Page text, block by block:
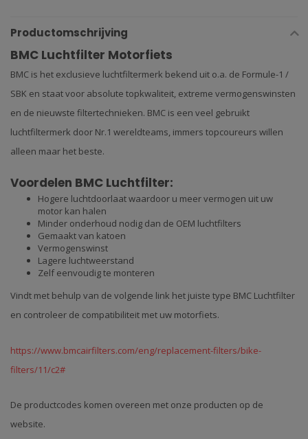
Productomschrijving
BMC Luchtfilter Motorfiets
BMC is het exclusieve luchtfiltermerk bekend uit o.a. de Formule-1 /
SBK en staat voor absolute topkwaliteit, extreme vermogenswinsten
en de nieuwste filtertechnieken. BMC is een veel gebruikt
luchtfiltermerk door Nr.1 wereldteams, immers topcoureurs willen
alleen maar het beste.
Voordelen BMC Luchtfilter:
Hogere luchtdoorlaat waardoor u meer vermogen uit uw
motor kan halen
Minder onderhoud nodig dan de OEM luchtfilters
Gemaakt van katoen
Vermogenswinst
Lagere luchtweerstand
Zelf eenvoudig te monteren
Vindt met behulp van de volgende link het juiste type BMC Luchtfilter
en controleer de compatibiliteit met uw motorfiets.
https://www.bmcairfilters.com/eng/replacement-filters/bike-
filters/11/c2#
De productcodes komen overeen met onze producten op de
website.